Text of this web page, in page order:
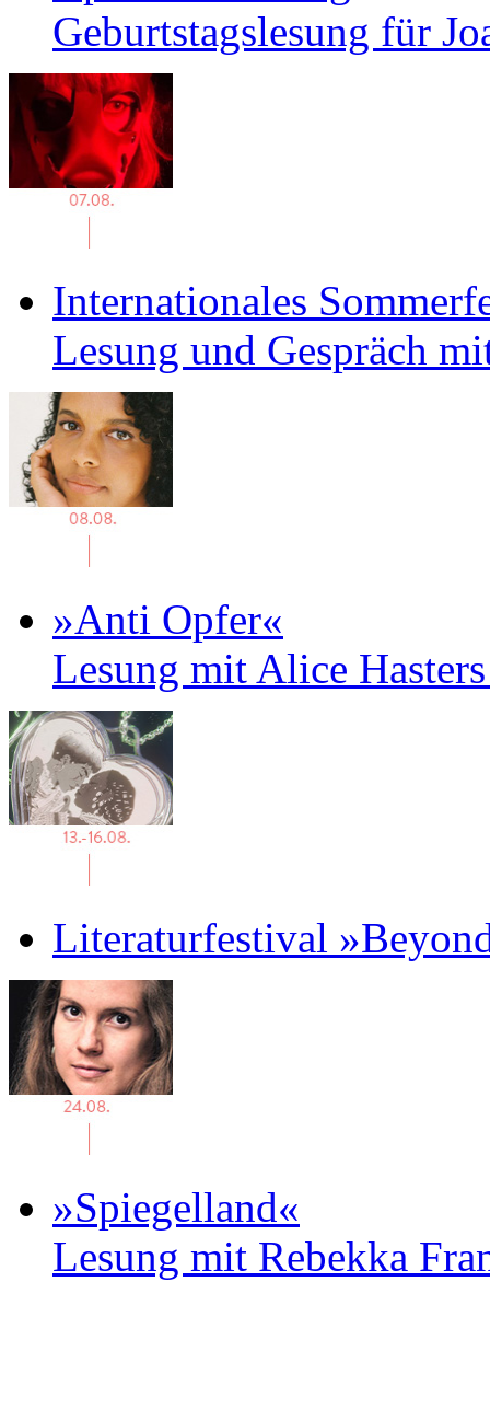
Geburtstagslesung für
Internationales
Lesung und Gespräch
»Anti Opfer«
Lesung mit Alice
Literaturfestival
»Spiegelland«
Lesung mit Rebekka